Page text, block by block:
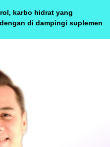
karbo hidrat yang
di dampingi suplemen